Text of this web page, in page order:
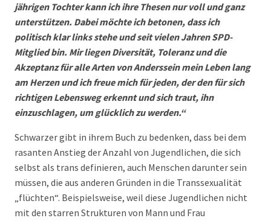
jährigen Tochter kann ich ihre Thesen nur voll und ganz
unterstützen. Dabei möchte ich betonen, dass ich
politisch klar links stehe und seit vielen Jahren SPD-
Mitglied bin. Mir liegen Diversität, Toleranz und die
Akzeptanz für alle Arten von Anderssein mein Leben lang
am Herzen und ich freue mich für jeden, der den für sich
richtigen Lebensweg erkennt und sich traut, ihn
einzuschlagen, um glücklich zu werden.“
Schwarzer gibt in ihrem Buch zu bedenken, dass bei dem
rasanten Anstieg der Anzahl von Jugendlichen, die sich
selbst als trans definieren, auch Menschen darunter sein
müssen, die aus anderen Gründen in die Transsexualität
„flüchten“. Beispielsweise, weil diese Jugendlichen nicht
mit den starren Strukturen von Mann und Frau